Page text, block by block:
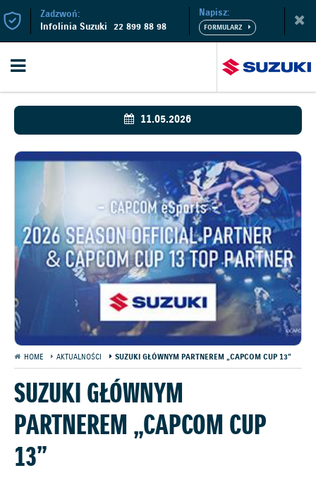
Zadzwoń:
Infolinia Suzuki 22 899 88 98
Napisz:
11.05.2026
HOME AKTUALNOŚCI SUZUKI GŁÓWNYM PARTNEREM „CAPCOM CUP 13”
SUZUKI GŁÓWNYM
PARTNEREM „CAPCOM CUP
13”